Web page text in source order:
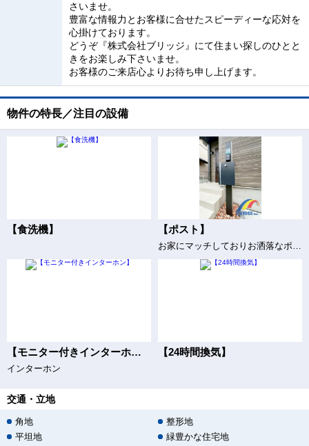
さいませ。
豊富な情報力とお客様に合せたスピーディーな応対を
心掛けております。
どうぞ『株式会社ブリッジ』にて住まい探しのひとと
きをお楽しみ下さいませ。
お客様のご来店心よりお待ち申し上げます。
物件の特長／注目の設備
【食洗機】 【ポスト】
お家にマッチしておりお洒落なポスト
【モニター付きインターホン】
インターホン
【24時間換気】
交通・立地
角地
整形地
平坦地
緑豊かな住宅地